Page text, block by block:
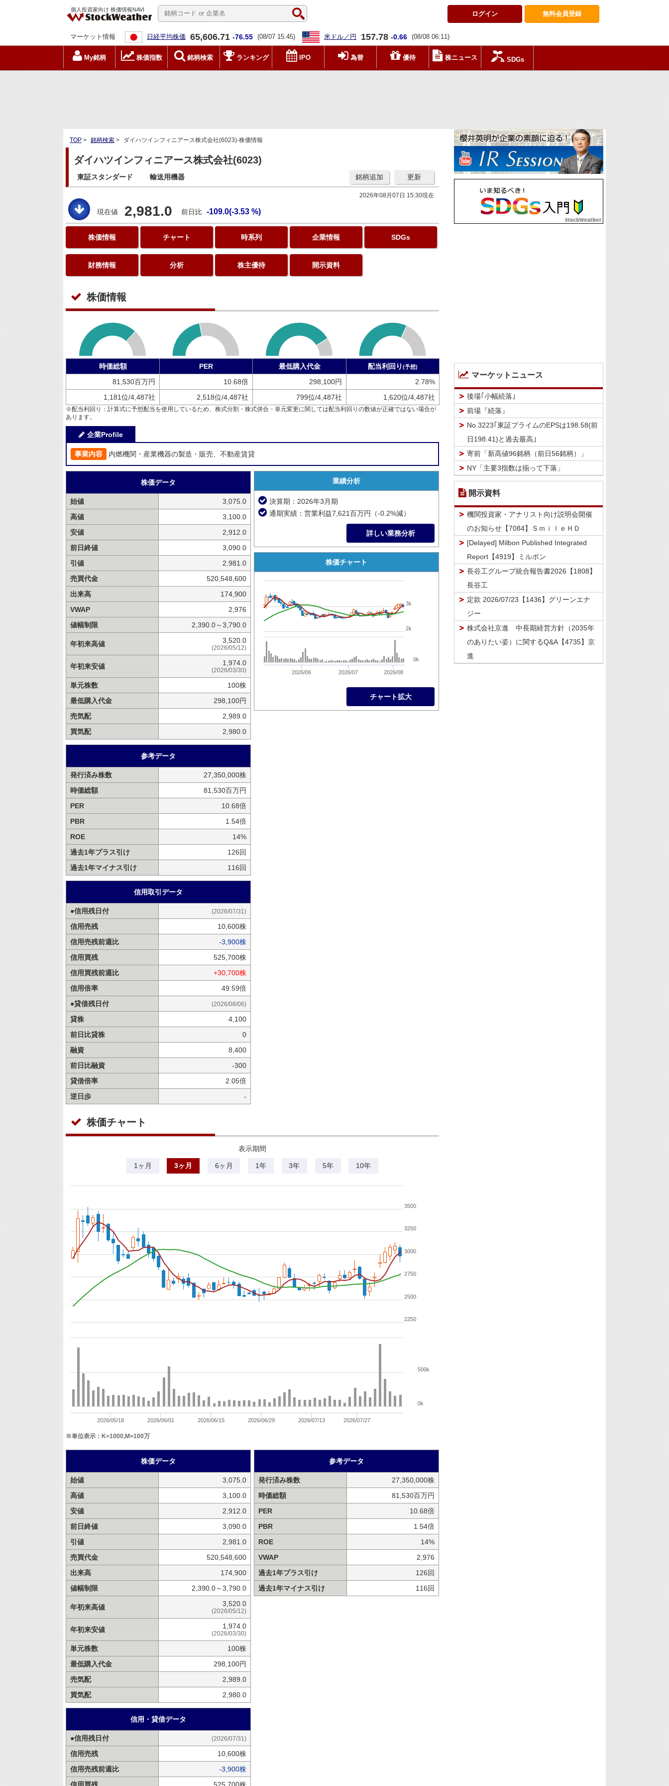
個人投資家向け 株価情報NAVI
無料会員登録
ログイン
マーケット情報 日経平均株価 65,606.71 -76.55 (08/07 15:45) 米ドル／円 157.78 -0.66 (08/08 06:11)
My銘柄 株価指数 銘柄検索 ランキング IPO 為替 優待 株ニュース SDGs
TOP > 銘柄検索 > ダイハツインフィニアース株式会社(6023)-株価情報
ダイハツインフィニアース株式会社(6023)
東証スタンダード 輸送用機器 更新
銘柄追加
2026年08月07日 15:30現在
現在値 2,981.0 前日比 -109.0(-3.53 %)
株価情報 チャート 時系列 企業情報 SDGs
財務情報 分析 株主優待 開示資料
株価情報
時価総額
PER
81,530百万円
10.68倍
1,181位/4,487社
2,518位/4,487社
最低購入代金 配当利回り (予想)
298,100円
2.78%
799位/4,487社
1,620位/4,487社
※配当利回り：計算式に予想配当を使用しているため、株式分割・株式併合・単元変更に関しては配当利回りの数値が正確ではない場合が
あります。
企業Profile
事業内容 内燃機関・産業機器の製造・販売、不動産賃貸
株価データ
始値
3,075.0
高値
3,100.0
安値
2,912.0
前日終値
3,090.0
引値
2,981.0
売買代金
520,548,600
出来高
174,900
VWAP
2,976
値幅制限
2,390.0～3,790.0
年初来高値 3,520.0
(2026/05/12)
年初来安値 1,974.0
(2026/03/30)
単元株数
100株
最低購入代金
298,100円
売気配
2,989.0
買気配
2,980.0
参考データ
発行済み株数
27,350,000株
時価総額
81,530百万円
PER
10.68倍
PBR
1.54倍
ROE
14%
過去1年プラス引け
126回
過去1年マイナス引け
116回
信用取引データ
●信用残日付 (2026/07/31)
信用売残
10,600株
信用売残前週比
-3,900株
信用買残
525,700株
信用買残前週比
+30,700株
信用倍率
49.59倍
●貸借残日付
(2026/08/06)
貸株
4,100
前日比貸株
0
融資
8,400
前日比融資
-300
貸借倍率
2.05倍
逆日歩
-
業績分析
決算期：2026年3月期
通期実績：営業利益7,621百万円（-0.2%減）
詳しい業務分析
株価チャート
2026/06 2026/07 2026/08
2k
3k
0k
チャート拡大
株価チャート
表示期間
1ヶ月 3ヶ月 6ヶ月 1年 3年 5年 10年
2026/05/18 2026/06/01 2026/06/15 2026/06/29 2026/07/13 2026/07/27
2250
2500
2750
3000
3250
3500
0k
500k
※単位表示：K=1000,M=100万
株価データ
始値
3,075.0
高値
3,100.0
安値
2,912.0
前日終値
3,090.0
引値
2,981.0
売買代金
520,548,600
出来高
174,900
値幅制限
2,390.0～3,790.0
年初来高値 3,520.0
(2026/05/12)
年初来安値 1,974.0
(2026/03/30)
単元株数
100株
最低購入代金
298,100円
売気配
2,989.0
買気配
2,980.0
信用・貸借データ
●信用残日付 (2026/07/31)
信用売残
10,600株
信用売残前週比
-3,900株
信用買残
525,700株
参考データ
発行済み株数
27,350,000株
時価総額
81,530百万円
PER
10.68倍
PBR
1.54倍
ROE
14%
VWAP
2,976
過去1年プラス引け
126回
過去1年マイナス引け
116回
マーケットニュース
後場｢小幅続落｣
前場『続落』
No.3223｢東証プライムのEPSは198.58(前
日198.41)と過去最高｣
寄前「新高値96銘柄（前日56銘柄）」
NY「主要3指数は揃って下落」
開示資料
機関投資家・アナリスト向け説明会開催
のお知らせ【7084】ＳｍｉｌｅＨＤ
[Delayed] Milbon Published Integrated
Report【4919】ミルボン
長谷工グループ統合報告書2026【1808】
長谷工
定款 2026/07/23【1436】グリーンエナ
ジー
株式会社京進 中長期経営方針（2035年
のありたい姿）に関するQ&A【4735】京
進